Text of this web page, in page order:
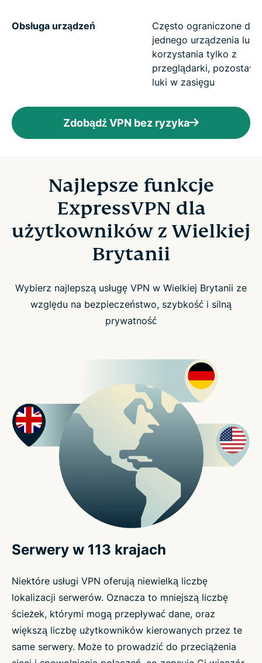
Obsługa urządzeń
Często ograniczone do
jednego urządzenia lub
korzystania tylko z
przeglądarki,
luki w zasięgu
Zdobądź VPN bez ryzyka
Najlepsze funkcje
ExpressVPN dla
użytkowników z Wielkiej
Brytanii
Wybierz najlepszą usługę VPN w Wielkiej Brytanii ze
względu na bezpieczeństwo, szybkość i silną
prywatność
Serwery w 113 krajach
Niektóre usługi VPN oferują niewielką liczbę
lokalizacji serwerów. Oznacza to mniejszą liczbę
ścieżek, którymi mogą przepływać dane, oraz
większą liczbę użytkowników kierowanych przez te
same serwery. Może to prowadzić do przeciążenia